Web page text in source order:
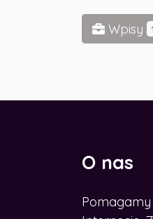
Wpisy
O nas
BIZNES W